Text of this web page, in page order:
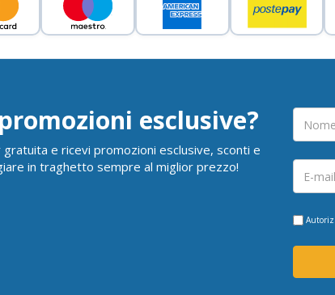
esclusive?
e ricevi promozioni esclusive, sconti e
in traghetto sempre al miglior prezzo!